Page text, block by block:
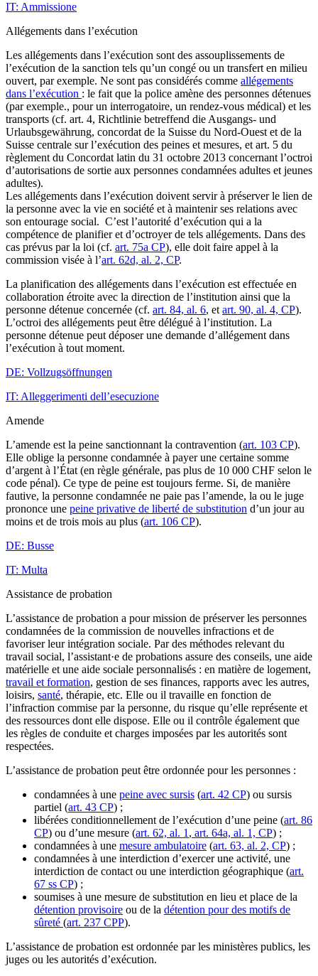
IT: Ammissione
Allégements dans l’exécution
Les allégements dans l’exécution sont des assouplissements de
l’exécution de la sanction tels qu’un congé ou un transfert en milieu
ouvert, par exemple. Ne sont pas considérés comme allégements
dans l’exécution : le fait que la police amène des personnes détenues
(par exemple., pour un interrogatoire, un rendez-vous médical) et les
transports (cf. art. 4, Richtlinie betreffend die Ausgangs- und
Urlaubsgewährung, concordat de la Suisse du Nord-Ouest et de la
Suisse centrale sur l’exécution des peines et mesures, et art. 5 du
règlement du Concordat latin du 31 octobre 2013 concernant l’octroi
d’autorisations de sortie aux personnes condamnées adultes et jeunes
adultes).
Les allégements dans l’exécution doivent servir à préserver le lien de
la personne avec la vie en société et à maintenir ses relations avec
son entourage social. C’est l’autorité d’exécution qui a la
compétence de planifier et d’octroyer de tels allégements. Dans des
cas prévus par la loi (cf. art. 75a CP), elle doit faire appel à la
commission visée à l’art. 62d, al. 2, CP.
La planification des allégements dans l’exécution est effectuée en
collaboration étroite avec la direction de l’institution ainsi que la
personne détenue concernée (cf. art. 84, al. 6, et art. 90, al. 4, CP).
L’octroi des allégements peut être délégué à l’institution. La
personne détenue peut déposer une demande d’allégement dans
l’exécution à tout moment.
DE: Vollzugsöffnungen
IT: Alleggerimenti dell’esecuzione
Amende
L’amende est la peine sanctionnant la contravention (art. 103 CP).
Elle oblige la personne condamnée à payer une certaine somme
d’argent à l’État (en règle générale, pas plus de 10 000 CHF selon le
code pénal). Ce type de peine est toujours ferme. Si, de manière
fautive, la personne condamnée ne paie pas l’amende, la ou le juge
prononce une peine privative de liberté de substitution d’un jour au
moins et de trois mois au plus (art. 106 CP).
DE: Busse
IT: Multa
Assistance de probation
L’assistance de probation a pour mission de préserver les personnes
condamnées de la commission de nouvelles infractions et de
favoriser leur intégration sociale. Par des méthodes relevant du
travail social, l’assistant·e de probations assure des conseils, une aide
matérielle et une aide sociale personnalisés : en matière de logement,
travail et formation, gestion de ses finances, rapports avec les autres,
loisirs, santé, thérapie, etc. Elle ou il travaille en fonction de
l’infraction commise par la personne, du risque qu’elle représente et
des ressources dont elle dispose. Elle ou il contrôle également que
les règles de conduite et charges imposées par les autorités sont
respectées.
L’assistance de probation peut être ordonnée pour les personnes :
condamnées à une peine avec sursis (art. 42 CP) ou sursis
partiel (art. 43 CP) ;
libérées conditionnellement de l’exécution d’une peine (art. 86
CP) ou d’une mesure (art. 62, al. 1 , art. 64a, al. 1, CP) ;
condamnées à une mesure ambulatoire (art. 63, al. 2, CP) ;
condamnées à une interdiction d’exercer une activité, une
interdiction de contact ou une interdiction géographique (art.
67 ss CP) ;
soumises à une mesure de substitution en lieu et place de la
détention provisoire ou de la détention pour des motifs de
sûreté (art. 237 CPP).
L’assistance de probation est ordonnée par les ministères publics, les
juges ou les autorités d’exécution.